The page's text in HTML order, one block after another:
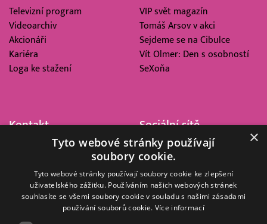
Televizní program
Videoarchiv
Akcionáři
Kariéra
Loga ke stažení
VIP svět magazín
Tomáš Arsov v akci
Sejdeme se na Cibulce
Vít Olmer: Den s osobností
SeXoňa
Kontakt
Barrandov Televizní Studio,
Kříženeckého nám. 322
152 00 Praha 5
IČ 416 93 311
Sociální sítě
×
Tyto webové stránky používají
soubory cookie.
Tyto webové stránky používají soubory cookie ke zlepšení
uživatelského zážitku. Používáním našich webových stránek
souhlasíte se všemi soubory cookie v souladu s našimi zásadami
používání souborů cookie. Více informací